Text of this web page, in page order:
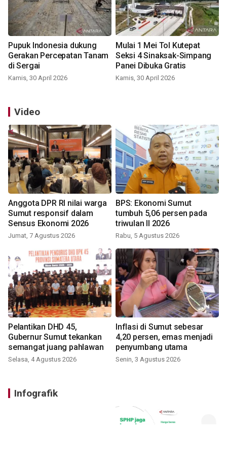
Pupuk Indonesia dukung
Gerakan Percepatan Tanam
di Sergai
Kamis, 30 April 2026
Mulai 1 Mei Tol Kutepat
Seksi 4 Sinaksak-Simpang
Panei Dibuka Gratis
Kamis, 30 April 2026
Video
Anggota DPR RI nilai warga
Sumut responsif dalam
Sensus Ekonomi 2026
Jumat, 7 Agustus 2026
BPS: Ekonomi Sumut
tumbuh 5,06 persen pada
triwulan II 2026
Rabu, 5 Agustus 2026
Pelantikan DHD 45,
Gubernur Sumut tekankan
semangat juang pahlawan
Selasa, 4 Agustus 2026
Inflasi di Sumut sebesar
4,20 persen, emas menjadi
penyumbang utama
Senin, 3 Agustus 2026
Infografik